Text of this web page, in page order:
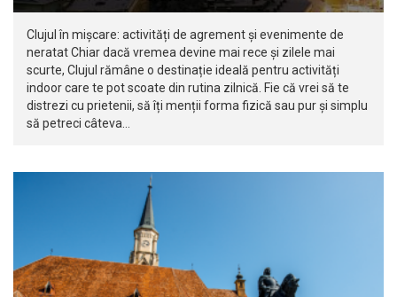
Clujul în mișcare: activități de agrement și evenimente de
neratat Chiar dacă vremea devine mai rece și zilele mai
scurte, Clujul rămâne o destinație ideală pentru activități
indoor care te pot scoate din rutina zilnică. Fie că vrei să te
distrezi cu prietenii, să îți menții forma fizică sau pur și simplu
să petreci câteva…